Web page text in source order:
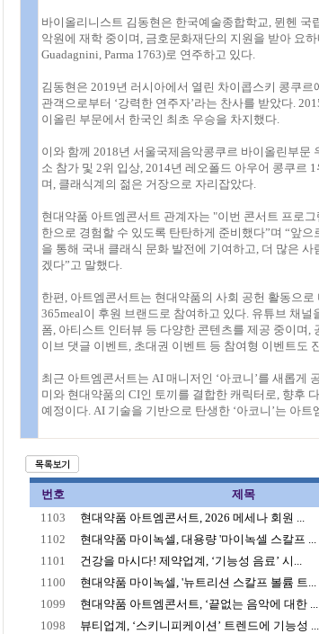
바이올리니스트 김동현은 한국예술종합학교, 뮌헨
악원에 재학 중이며, 금호문화재단의 지원을 받아 요
Guadagnini, Parma 1763)로 연주하고 있다.
김동현은 2019년 러시아에서 열린 차이콥스키 콩쿠
관객으로부터 ‘강력한 연주자’라는 찬사를 받았다.
이올린 부문에서 한국인 최초 우승을 차지했다.
이와 함께 2018년 서울국제음악콩쿠르 바이올린부문
소 참가 및 2위 입상, 2014년 레오폴드 아우어 콩쿠르
며, 클래식계의 젊은 거장으로 자리잡았다.
현대약품 아트엠콘서트 관계자는 "이번 콘서트 프로
한으로 경험할 수 있도록 탄탄하게 준비했다”며 “앞
을 통해 국내 클래식 문화 발전에 기여하고, 더 많은
겠다”고 말했다.
한편, 아트엠콘서트는 현대약품의 사회 공헌 활동으
365meal이 후원 브랜드로 참여하고 있다. 유튜브 채
폼, 아티스트 인터뷰 등 다양한 콘텐츠를 제공 중이며,
이브 댓글 이벤트, 초대권 이벤트 등 참여형 이벤트도
최근 아트엠콘서트는 AI 매니저인 ‘아코니’를 새롭게
미와 현대약품의 CI인 토끼를 결합한 캐릭터로, 향후
예정이다. AI 기술을 기반으로 탄생한 ‘아코니’는 아
번호 제목
1103
현대약품 아트엠콘서트, 2026 메세나 회원 ...
1102
현대약품 마이녹셀, 대용량 '마이녹셀 스칼프 ...
1101
건강을 마시다! 제약업계, ‘기능성 음료’ 시...
1100
현대약품 마이녹셀, '뉴트리션 스칼프 볼륨 트...
1099
현대약품 아트엠콘서트, ‘끝없는 음악에 대한 ...
1098
뷰티업계, ‘스키니피케이션’ 트렌드에 기능성 ...